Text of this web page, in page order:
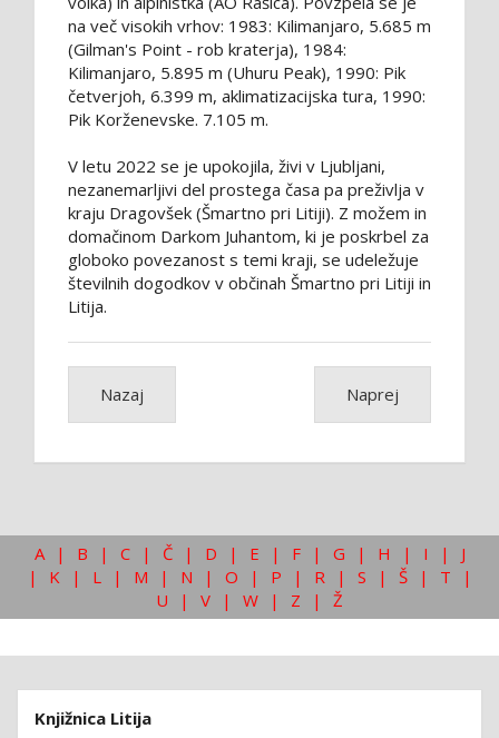
na več visokih vrhov: 1983: Kilimanjaro, 5.685 m
(Gilman's Point - rob kraterja), 1984:
Kilimanjaro, 5.895 m (Uhuru Peak), 1990: Pik
četverjoh, 6.399 m, aklimatizacijska tura, 1990:
Pik Korženevske. 7.105 m.
V letu 2022 se je upokojila, živi v Ljubljani,
nezanemarljivi del prostega časa pa preživlja v
kraju Dragovšek (Šmartno pri Litiji). Z možem in
domačinom Darkom Juhantom, ki je poskrbel za
globoko povezanost s temi kraji, se udeležuje
številnih dogodkov v občinah Šmartno pri Litiji in
Litija.
Nazaj Naprej
A | B | C | Č | D | E | F | G | H | I |
J
|
K | L | M | N | O | P | R | S | Š | T
|
U
| V | W | Z | Ž
Knjižnica Litija